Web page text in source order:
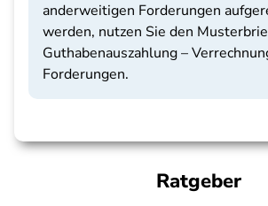
anderweitigen Forderungen
werden, nutzen Sie den
Guthabenauszahlung –
Forderungen.
Ratgeber